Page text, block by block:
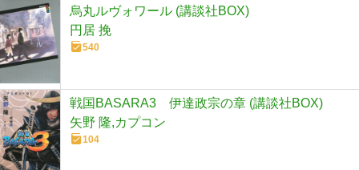
烏丸ルヴォワール (講談社BOX)
円居 挽
540
戦国BASARA3 伊達政宗の章 (講談社BOX)
矢野 隆,カプコン
104